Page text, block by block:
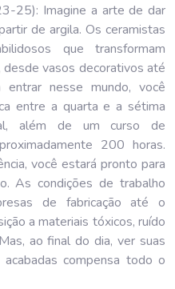
25): Imagine a arte de dar
de argila. Os ceramistas
que transformam
desde vasos decorativos até
nesse mundo, você
entre a quarta e a sétima
além de um curso de
200 horas.
você estará pronto para
As condições de trabalho
de fabricação até o
a materiais tóxicos, ruído
ao final do dia, ver suas
compensa todo o